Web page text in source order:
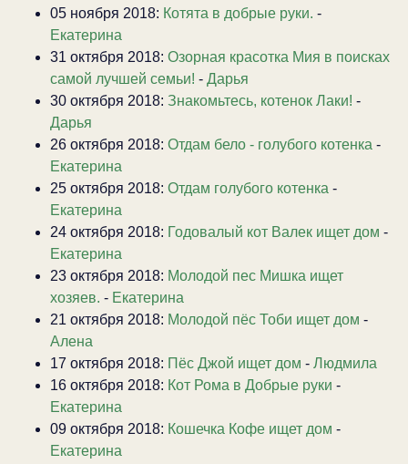
05 ноября 2018: Котята в добрые руки. -
Екатерина
31 октября 2018: Озорная красотка Мия в поисках
самой лучшей семьи! - Дарья
30 октября 2018: Знакомьтесь, котенок Лаки! -
Дарья
26 октября 2018: Отдам бело - голубого котенка -
Екатерина
25 октября 2018: Отдам голубого котенка -
Екатерина
24 октября 2018: Годовалый кот Валек ищет дом -
Екатерина
23 октября 2018: Молодой пес Мишка ищет
хозяев. - Екатерина
21 октября 2018: Молодой пёс Тоби ищет дом -
Алена
17 октября 2018: Пёс Джой ищет дом - Людмила
16 октября 2018: Кот Рома в Добрые руки -
Екатерина
09 октября 2018: Кошечка Кофе ищет дом -
Екатерина